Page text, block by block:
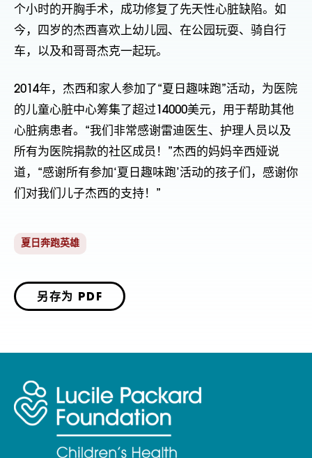
个小时的开胸手术，成功修复了先天性心脏缺陷。如
今，四岁的杰西喜欢上幼儿园、在公园玩耍、骑自行
车，以及和哥哥杰克一起玩。
2014年，杰西和家人参加了“夏日趣味跑”活动，为医院
的儿童心脏中心筹集了超过14000美元，用于帮助其他
心脏病患者。“我们非常感谢雷迪医生、护理人员以及
所有为医院捐款的社区成员！”杰西的妈妈辛西娅说
道，“感谢所有参加‘夏日趣味跑’活动的孩子们，感谢你
们对我们儿子杰西的支持！”
夏日奔跑英雄
另存为 PDF